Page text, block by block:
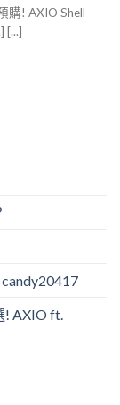
購! AXIO Shell
[...]
! AXIO ft.